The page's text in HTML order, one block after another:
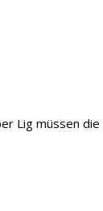
Lig müssen die